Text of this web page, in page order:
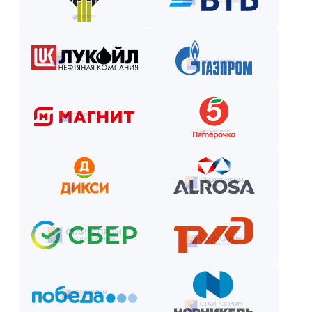
Как оплатить? Пошаговая инструкция
Оставьте заявку на сайте или по телефону.
Получите смету и договор.
Выберите способ оплаты из предложенных.
Отслеживайте этапы производства и монтажа.
Оплатите остаток после приёмки —
и наслаждайтесь новой конструкцией!